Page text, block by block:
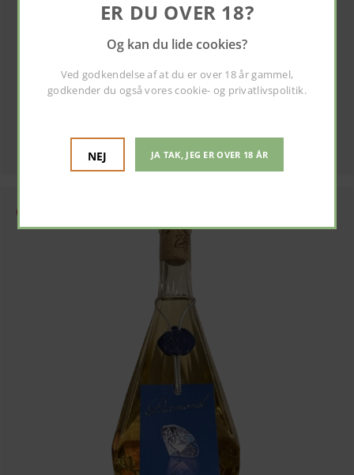
GEMINI VIN
ER DU OVER 18?
Og kan du lide cookies?
Ved godkendelse af at du er over 18 år gammel,
godkender du også vorescookie- og privatlivspolitik.
NEJ JA TAK, JEG ER OVER 18 ÅR